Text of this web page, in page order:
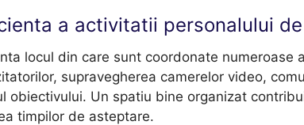
a activitatii personalului
locul din care sunt coordonate numeroase
supravegherea camerelor video,
obiectivului. Un spatiu bine organizat
timpilor de asteptare.